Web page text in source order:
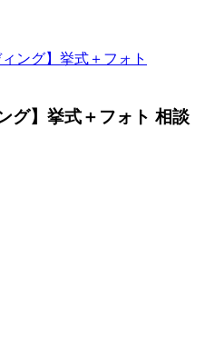
グ】挙式＋フォト 相談